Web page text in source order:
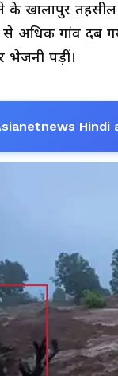
के खालापुर
अधिक गांव दब
भेजनी पड़ीं।
Hindi